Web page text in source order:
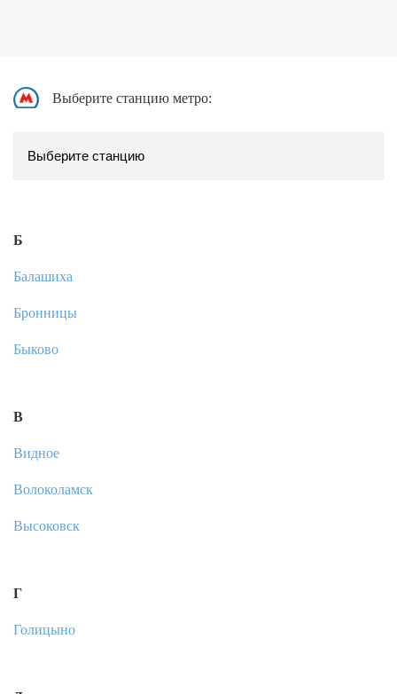
Выберите станцию метро:
Б
Балашиха
Бронницы
Быково
В
Видное
Волоколамск
Высоковск
Г
Голицыно